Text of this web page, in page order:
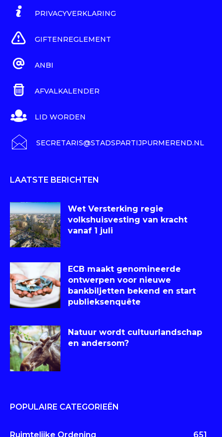
PRIVACYVERKLARING
GIFTENREGLEMENT
ANBI
AFVALKALENDER
LID WORDEN
SECRETARIS@STADSPARTIJPURMEREND.NL
LAATSTE BERICHTEN
Wet Versterking regie
volkshuisvesting van kracht
vanaf 1 juli
ECB maakt genomineerde
ontwerpen voor nieuwe
bankbiljetten bekend en start
publieksenquête
Natuur wordt cultuurlandschap
en andersom?
POPULAIRE CATEGORIEËN
Ruimtelijke Ordening 651